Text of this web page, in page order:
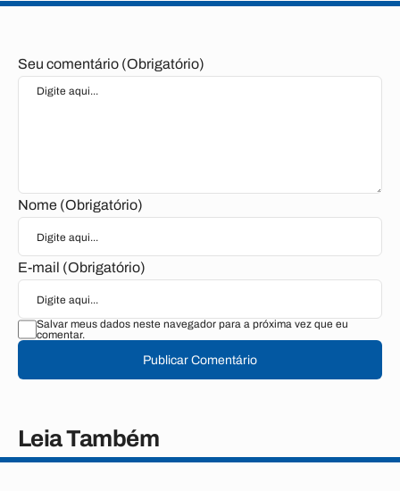
Seu comentário (Obrigatório)
Nome (Obrigatório)
E-mail (Obrigatório)
Salvar meus dados neste navegador para a próxima vez que eu
comentar.
Publicar Comentário
Leia Também